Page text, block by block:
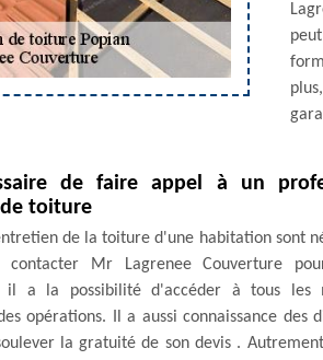
de faire appel à un
toiture
de la toiture d'une habitation sont
contacter Mr Lagrenee Couverture
il a la possibilité d'accéder à tous les
opérations. Il a aussi connaissance
la gratuité de son devis .